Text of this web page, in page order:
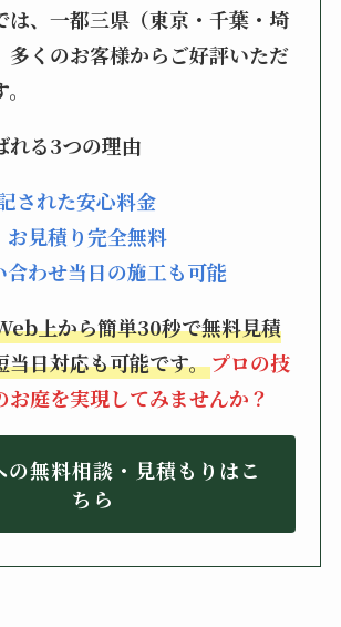
は、一都三県（東京・千葉・埼
多くのお客様からご好評いただ
れる3つの理由
された安心料金
お見積り完全無料
わせ当日の施工も可能
上から簡単30秒で無料見積
当日対応も可能です。プロの技
お庭を実現してみませんか？
の無料相談・見積もりはこ
ちら